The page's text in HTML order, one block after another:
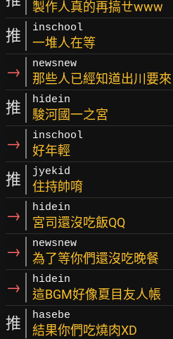
製作人真的再搞ㄝwww
推 inschool
一堆人在等
→ newsnew
那些人已經知道出川要來
推 hidein
駿河國一之宮
→ inschool
好年輕
推 jyekid
住持帥唷
→ hidein
宮司還沒吃飯QQ
→ newsnew
為了等你們還沒吃晚餐
→ hidein
這BGM好像夏目友人帳
推 hasebe
結果你們吃燒肉XD